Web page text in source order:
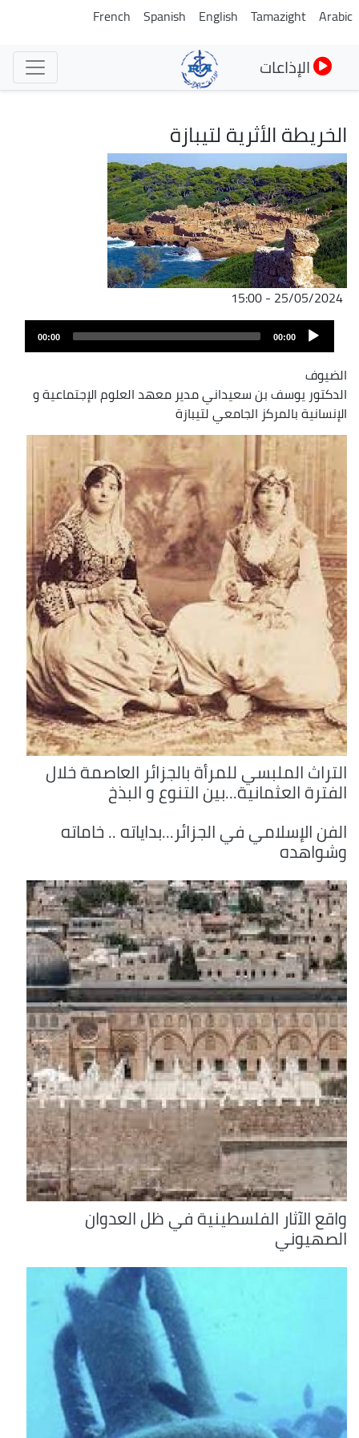
تجاوز
Arabic
Tamazight
English
Spanish
French
الإذاعات
الخريطة الأثرية لتيبازة
الصورة
25/05/2024 - 15:00
Audio
Player
00:00
00:00
الضيوف
الدكتور يوسف بن سعيداني مدير معهد العلوم الإجتماعية و
الإنسانية بالمركز الجامعي لتيبازة
التراث الملبسي للمرأة بالجزائر العاصمة خلال
الفترة العثمانية...بين التنوع و البذخ
الفن الإسلامي في الجزائر...بداياته .. خاماته
وشواهده
واقع الآثار الفلسطينية في ظل العدوان
الصهيوني